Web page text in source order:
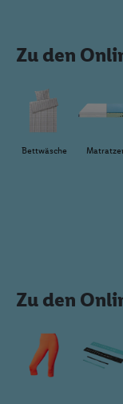
Zu den
Bettwäsche
Zu den